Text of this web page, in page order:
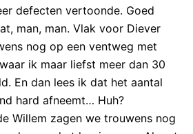
defecten vertoonde. Goed
man, man. Vlak voor Diever
nog op een ventweg met
ik maar liefst meer dan 30
En dan lees ik dat het aantal
hard afneemt… Huh?
Willem zagen we trouwens nog